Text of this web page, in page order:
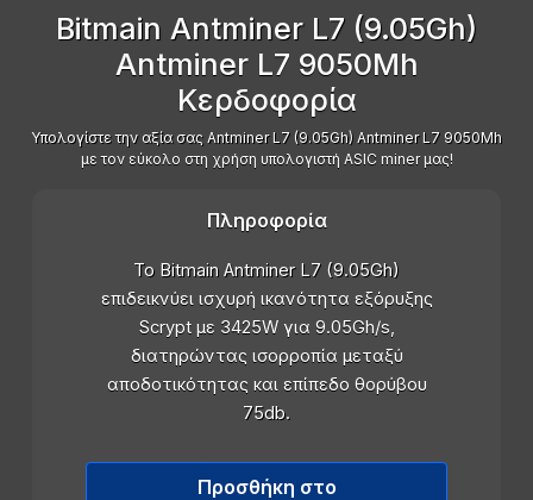
Bitmain Antminer L7 (9.05Gh)
Antminer L7 9050Mh
Κερδοφορία
Υπολογίστε την αξία σας Antminer L7 (9.05Gh) Antminer L7 9050Mh
με τον εύκολο στη χρήση υπολογιστή ASIC miner μας!
Πληροφορία
Το Bitmain Antminer L7 (9.05Gh)
επιδεικνύει ισχυρή ικανότητα εξόρυξης
Scrypt με 3425W για 9.05Gh/s,
διατηρώντας ισορροπία μεταξύ
αποδοτικότητας και επίπεδο θορύβου
75db.
Προσθήκη στο